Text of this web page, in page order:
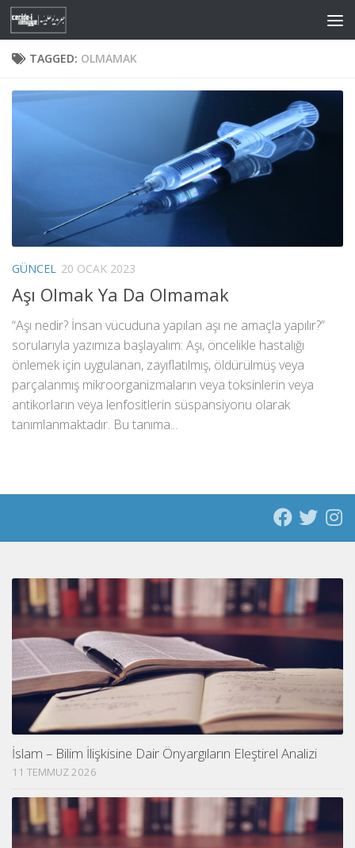
Skip to content
TAGGED: OLMAMAK
GÜNCEL 20 OCAK 2023
Aşı Olmak Ya Da Olmamak
“Aşı nedir? İnsan vücuduna yapılan aşı ne amaçla yapılır?”
sorularıyla yazımıza başlayalım: Aşı, öncelikle hastalığı
önlemek için uygulanan, zayıflatılmış, öldürülmüş veya
parçalanmış mikroorganizmaların veya toksinlerin veya
antikorların veya lenfositlerin süspansiyonu olarak
tanımlanmaktadır. Bu tanıma...
İslam – Bilim İlişkisine Dair Önyargıların Eleştirel Analizi
11 TEMMUZ 2026